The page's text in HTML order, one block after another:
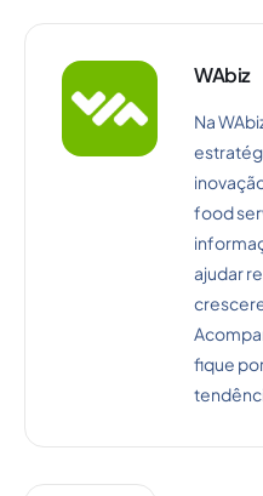
WAbiz
Na
food
ajudar
fique